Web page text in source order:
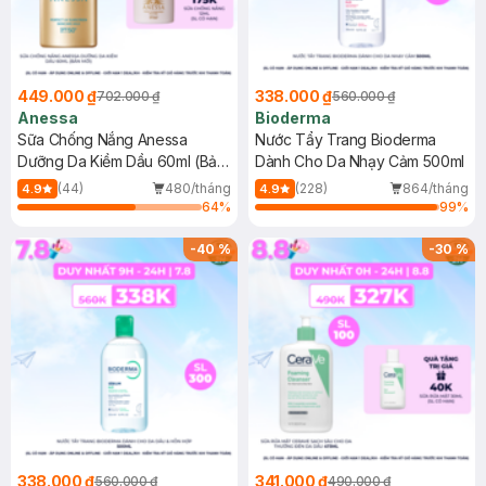
449.000 ₫702.000 ₫
Anessa
Sữa Chống Nắng Anessa
Dưỡng Da Kiềm Dầu 60ml (Bản
Mới)
4.9 (44)
480/tháng
64%
338.000 ₫560.000 ₫
Bioderma
Nước Tẩy Trang Bioderma
Dành Cho Da Nhạy Cảm 500ml
4.9 (228)
864/tháng
99%
-40%
338.000 ₫560.000 ₫
-30%
341.000 ₫490.000 ₫